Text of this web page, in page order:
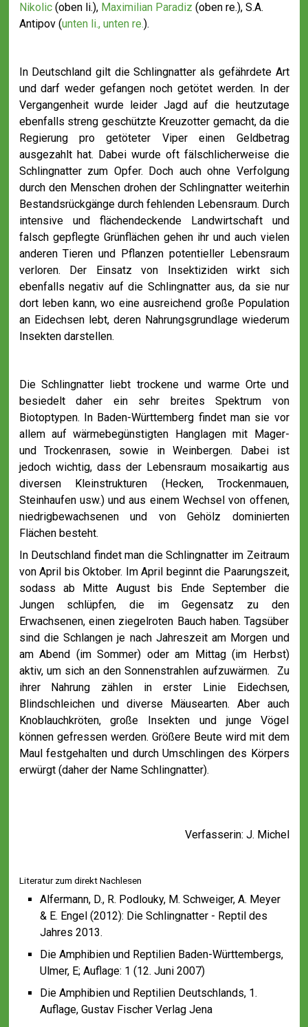
Nikolic(oben li.), Maximilian Paradiz (oben re.), S.A.
Antipov (unten li., unten re.).
In Deutschland gilt die Schlingnatter als gefährdete Art
und darf weder gefangen noch getötet werden. In der
Vergangenheit wurde leider Jagd auf die heutzutage
ebenfalls streng geschützte Kreuzotter gemacht, da die
Regierung pro getöteter Viper einen Geldbetrag
ausgezahlt hat. Dabei wurde oft fälschlicherweise die
Schlingnatter zum Opfer. Doch auch ohne Verfolgung
durch den Menschen drohen der Schlingnatter weiterhin
Bestandsrückgänge durch fehlenden Lebensraum. Durch
intensive und flächendeckende Landwirtschaft und
falsch gepflegte Grünflächen gehen ihr und auch vielen
anderen Tieren und Pflanzen potentieller Lebensraum
verloren. Der Einsatz von Insektiziden wirkt sich
ebenfalls negativ auf die Schlingnatter aus, da sie nur
dort leben kann, wo eine ausreichend große Population
an Eidechsen lebt, deren Nahrungsgrundlage wiederum
Insekten darstellen.
Die Schlingnatter liebt trockene und warme Orte und
besiedelt daher ein sehr breites Spektrum von
Biotoptypen. In Baden-Württemberg findet man sie vor
allem auf wärmebegünstigten Hanglagen mit Mager-
und Trockenrasen, sowie in Weinbergen. Dabei ist
jedoch wichtig, dass der Lebensraum mosaikartig aus
diversen Kleinstrukturen (Hecken, Trockenmauen,
Steinhaufen usw.) und aus einem Wechsel von offenen,
niedrigbewachsenen und von Gehölz dominierten
Flächen besteht.
In Deutschland findet man die Schlingnatter im Zeitraum
von April bis Oktober. Im April beginnt die Paarungszeit,
sodass ab Mitte August bis Ende September die
Jungen schlüpfen, die im Gegensatz zu den
Erwachsenen, einen ziegelroten Bauch haben. Tagsüber
sind die Schlangen je nach Jahreszeit am Morgen und
am Abend (im Sommer) oder am Mittag (im Herbst)
aktiv, um sich an den Sonnenstrahlen aufzuwärmen. Zu
ihrer Nahrung zählen in erster Linie Eidechsen,
Blindschleichen und diverse Mäusearten. Aber auch
Knoblauchkröten, große Insekten und junge Vögel
können gefressen werden. Größere Beute wird mit dem
Maul festgehalten und durch Umschlingen des Körpers
erwürgt (daher der Name Schlingnatter).
Verfasserin: J. Michel
Literatur zum direkt Nachlesen
Alfermann, D., R. Podlouky, M. Schweiger, A. Meyer
& E. Engel (2012): Die Schlingnatter - Reptil des
Jahres 2013.
Die Amphibien und Reptilien Baden-Württembergs,
Ulmer, E; Auflage: 1 (12. Juni 2007)
Die Amphibien und Reptilien Deutschlands, 1.
Auflage, Gustav Fischer Verlag Jena